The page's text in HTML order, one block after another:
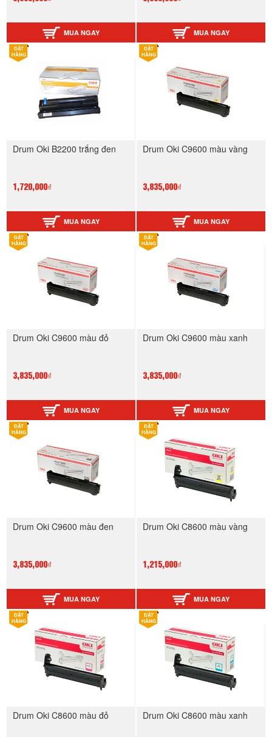
MUA NGAY MUA NGAY
ĐẶT
HÀNG
Drum Oki B2200 trắng đen
1,720,000₫
MUA NGAY
ĐẶT
HÀNG
Drum Oki C9600 màu vàng
3,835,000₫
MUA NGAY
ĐẶT
HÀNG
Drum Oki C9600 màu đỏ
3,835,000₫
MUA NGAY
ĐẶT
HÀNG
Drum Oki C9600 màu xanh
3,835,000₫
MUA NGAY
ĐẶT
HÀNG
Drum Oki C9600 màu đen
3,835,000₫
MUA NGAY
ĐẶT
HÀNG
Drum Oki C8600 màu vàng
1,215,000₫
MUA NGAY
ĐẶT
HÀNG
Drum Oki C8600 màu đỏ
ĐẶT
HÀNG
Drum Oki C8600 màu xanh